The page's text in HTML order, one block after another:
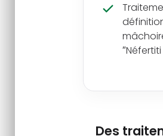
″Néfertiti
Des